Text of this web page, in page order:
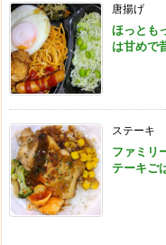
唐揚げ
ほっとも
は甘めで
ステーキ
ファミリ
テーキご